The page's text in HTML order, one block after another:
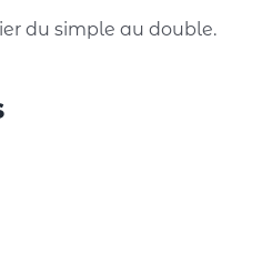
du simple au double.